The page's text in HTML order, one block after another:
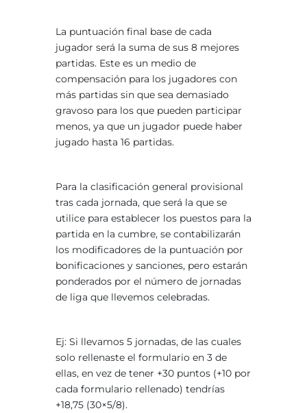
La puntuación final base de cada
jugador será la suma de sus 8 mejores
partidas. Este es un medio de
compensación para los jugadores con
más partidas sin que sea demasiado
gravoso para los que pueden participar
menos, ya que un jugador puede haber
jugado hasta 16 partidas.
Para la clasificación general provisional
tras cada jornada, que será la que se
utilice para establecer los puestos para la
partida en la cumbre, se contabilizarán
los modificadores de la puntuación por
bonificaciones y sanciones, pero estarán
ponderados por el número de jornadas
de liga que llevemos celebradas.
Ej: Si llevamos 5 jornadas, de las cuales
solo rellenaste el formulario en 3 de
ellas, en vez de tener +30 puntos (+10 por
cada formulario rellenado) tendrías
+18,75 (30×5/8).